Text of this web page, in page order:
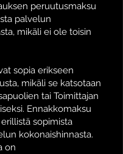
peruutusmaksu
palvelun
mikäli ei ole toisin
sopia erikseen
mikäli se katsotaan
tai Toimittajan
Ennakkomaksu
sopimista
kokonaishinnasta.
on